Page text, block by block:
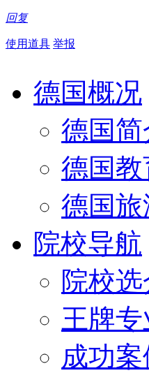
回复
使用道具 举报
德国概况
德国简
德国教
德国旅
院校导航
院校选
王牌专
成功案